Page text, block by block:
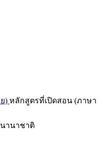
) หลักสูตรที่เปิดสอน (ภาษา
านาชาติ